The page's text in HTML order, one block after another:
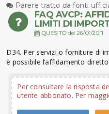
Parere tratto da fonti
FAQ AVCP:
LIMITI DI
QUESITO del 26/01/2011
D34. Per servizi o forniture di
è possibile l’affidamento
Per consultare la risposta
utente abbonato. Per